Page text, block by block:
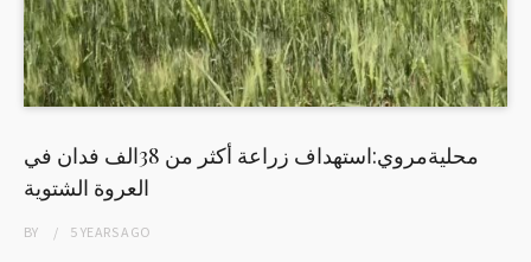
محليةمروي:استهداف زراعة أكثر من 38الف فدان في
العروة الشتوية
BY 5 YEARSAGO